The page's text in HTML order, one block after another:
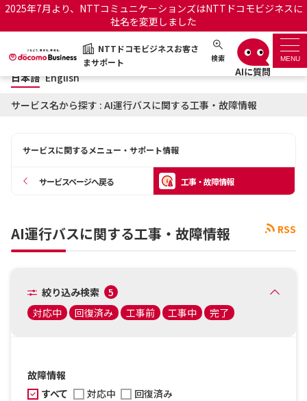
2025年7月より、NTTコミュニケーションズはNTTドコモビジネスに
社名を変更しました
NTTドコモビジネスお客さ
まサポート
検索 MENU
NTTドコモビジネスお客さまサポート 日本語 English
サポートトップ
OCNのお客さまはこちら
工事・故障情報通知サー
オフィシャルサイト
日本語 English
サービス名から探す : AI運行バスに関する工事・故障情報
サービスに関するメニュー・サポート情報
サービスページへ戻る 工事・故障情報
RSS
AI運行バスに関する工事・故障情報
絞り込み検索
5
対応中
回復済み 工事前 工事中 完了
故障情報
すべて
対応中
回復済み